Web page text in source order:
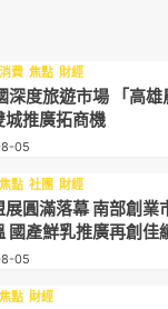
消費 焦點 財經
深度旅遊市場 「高雄
城推廣拓商機
05
焦點 社團 財經
展圓滿落幕 南部創業
國產鮮乳推廣再創佳
05
焦點 財經